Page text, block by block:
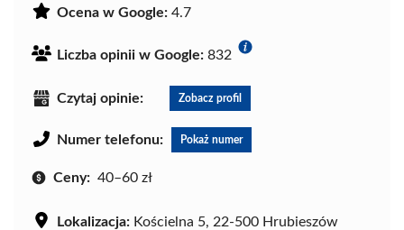
Ocena w Google: 4.7
Liczba opinii w Google: 832
Czytaj opinie: Zobacz profil
Numer telefonu: Pokaż numer
Ceny: 40–60 zł
Lokalizacja: Kościelna 5, 22-500 Hrubieszów